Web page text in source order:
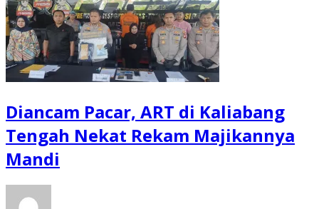
Diancam Pacar, ART di Kaliabang
Tengah Nekat Rekam Majikannya
Mandi